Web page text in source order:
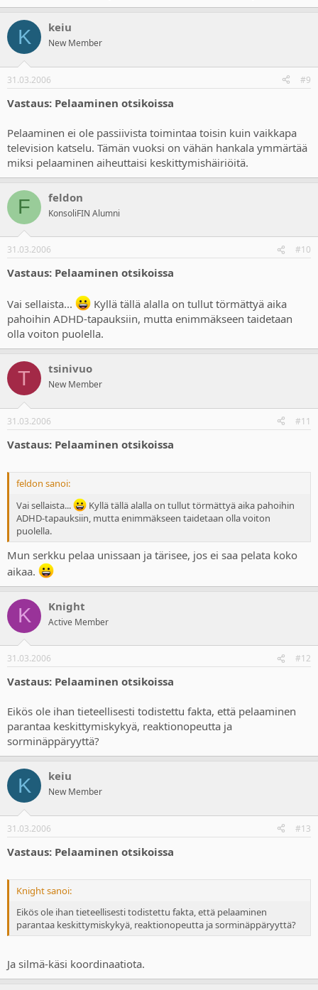
K keiu
New Member
31.03.2006 #9
Vastaus: Pelaaminen otsikoissa
Pelaaminen ei ole passiivista toimintaa toisin kuin vaikkapa
television katselu. Tämän vuoksi on vähän hankala ymmärtää
miksi pelaaminen aiheuttaisi keskittymishäiriöitä.
F feldon
KonsoliFIN Alumni
31.03.2006 #10
Vastaus: Pelaaminen otsikoissa
Vai sellaista...
Kyllä tällä alalla on tullut törmättyä aika
pahoihin ADHD-tapauksiin, mutta enimmäkseen taidetaan
olla voiton puolella.
T tsinivuo
New Member
31.03.2006 #11
Vastaus: Pelaaminen otsikoissa
feldon sanoi:
Vai sellaista...
Kyllä tällä alalla on tullut törmättyä aika pahoihin
ADHD-tapauksiin, mutta enimmäkseen taidetaan olla voiton
puolella.
Mun serkku pelaa unissaan ja tärisee, jos ei saa pelata koko
aikaa.
K Knight
Active Member
31.03.2006 #12
Vastaus: Pelaaminen otsikoissa
Eikös ole ihan tieteellisesti todistettu fakta, että pelaaminen
parantaa keskittymiskykyä, reaktionopeutta ja
sorminäppäryyttä?
K keiu
New Member
31.03.2006 #13
Vastaus: Pelaaminen otsikoissa
Knight sanoi:
Eikös ole ihan tieteellisesti todistettu fakta, että pelaaminen
parantaa keskittymiskykyä, reaktionopeutta ja sorminäppäryyttä?
Ja silmä-käsi koordinaatiota.